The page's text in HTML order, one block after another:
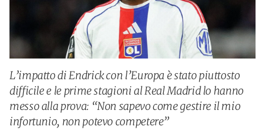
L’impatto di Endrick con l’Europa è stato piuttosto
difficile e le prime stagioni al Real Madrid lo hanno
messo alla prova: “Non sapevo come gestire il mio
infortunio, non potevo competere”